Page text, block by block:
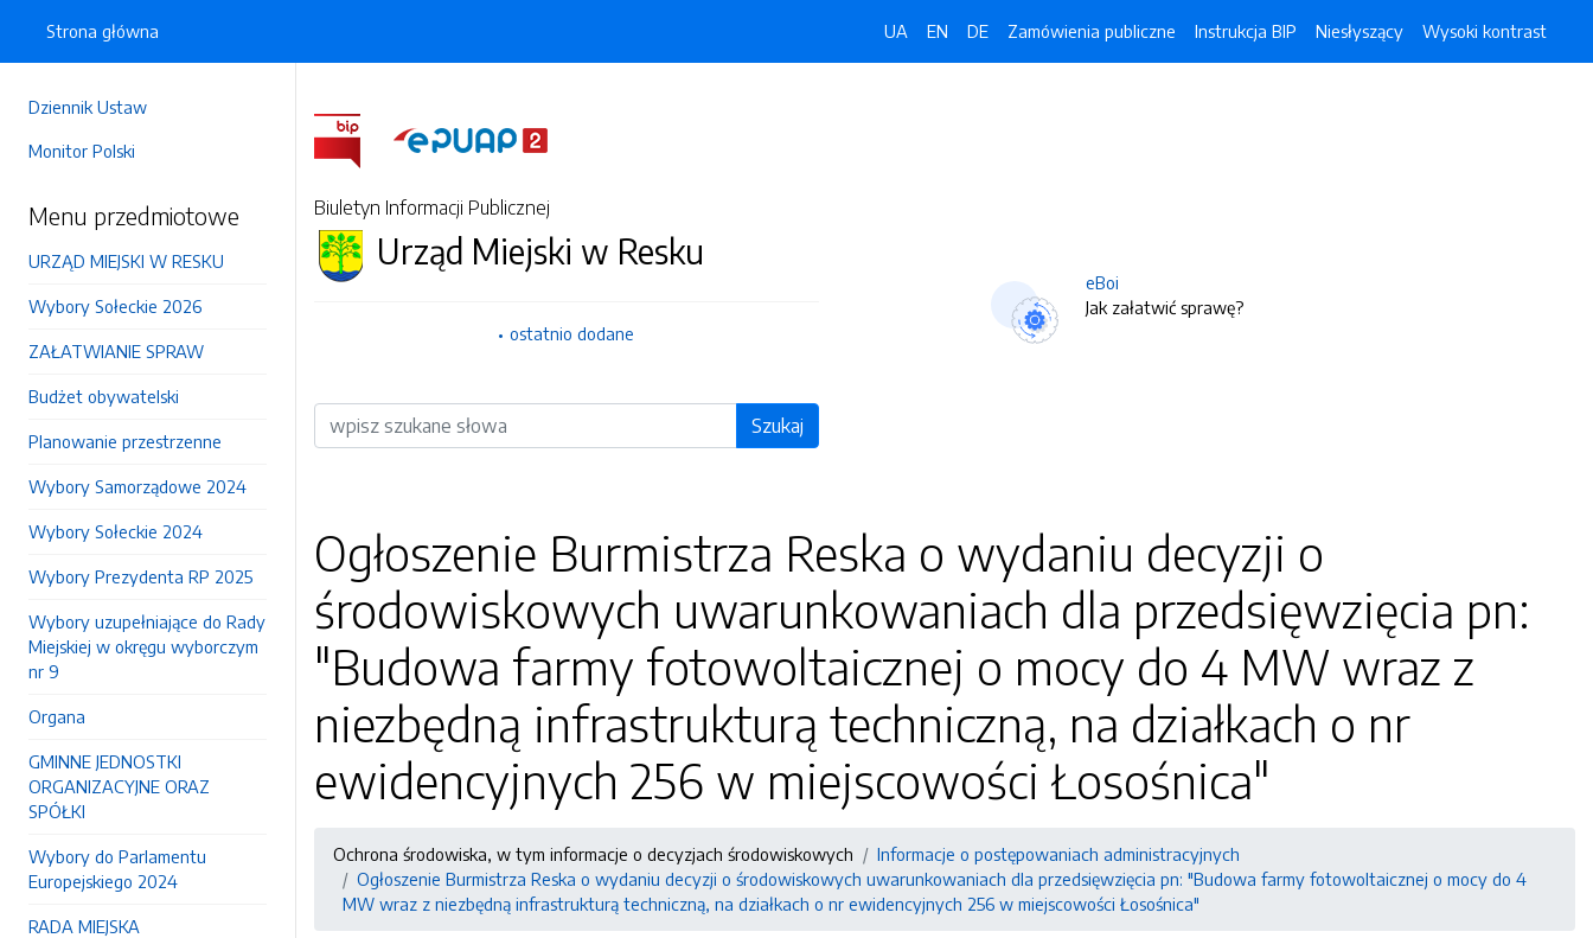
Dziennik Ustaw
Monitor Polski
Menu przedmiotowe
URZĄD MIEJSKI W RESKU
Wybory Sołeckie 2026
ZAŁATWIANIE SPRAW
Budżet obywatelski
Planowanie przestrzenne
Wybory Samorządowe 2024
Wybory Sołeckie 2024
Wybory Prezydenta RP 2025
Wybory uzupełniające do Rady
Miejskiej w okręgu wyborczym
nr 9
Organa
GMINNE JEDNOSTKI
ORGANIZACYJNE ORAZ
SPÓŁKI
Wybory do Parlamentu
Europejskiego 2024
RADA MIEJSKA
Strona główna UA EN DE Zamówienia publiczne Instrukcja BIP Niesłyszący Wysoki kontrast
Biuletyn Informacji Publicznej
Urząd Miejski w Resku
ostatnio dodane
Wyszukiwarka Szukaj
eBoi
Jak załatwić sprawę?
Ogłoszenie Burmistrza Reska o wydaniu decyzji o
środowiskowych uwarunkowaniach dla przedsięwzięcia pn:
"Budowa farmy fotowoltaicznej o mocy do 4 MW wraz z
niezbędną infrastrukturą techniczną, na działkach o nr
ewidencyjnych 256 w miejscowości Łosośnica"
Ochrona środowiska, w tym informacje o decyzjach środowiskowych
Informacje o postępowaniach administracyjnych
Ogłoszenie Burmistrza Reska o wydaniu decyzji o środowiskowych uwarunkowaniach dla przedsięwzięcia pn: "Budowa farmy fotowoltaicznej o mocy do 4
MW wraz z niezbędną infrastrukturą techniczną, na działkach o nr ewidencyjnych 256 w miejscowości Łosośnica"